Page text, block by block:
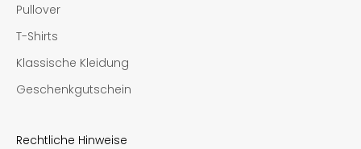
Pullover
T-Shirts
Klassische Kleidung
Geschenkgutschein
Rechtliche Hinweise